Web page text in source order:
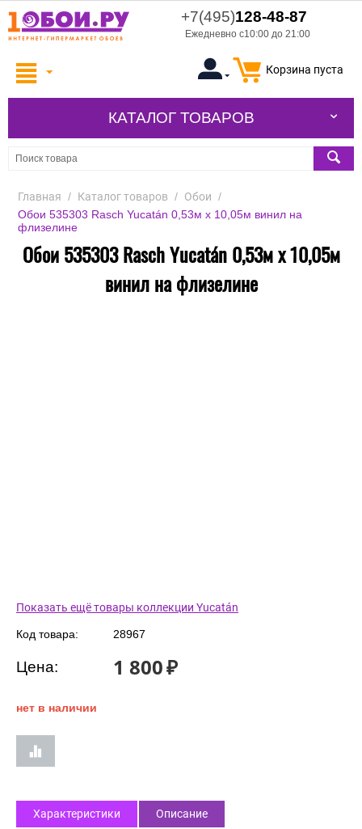
+7(495)128-48-87
Ежедневно с10:00 до 21:00
Корзина пуста
КАТАЛОГ ТОВАРОВ
Главная / Каталог товаров / Обои /
Обои 535303 Rasch Yucatán 0,53м x 10,05м винил на
флизелине
Обои 535303 Rasch Yucatán 0,53м x 10,05м
винил на флизелине
Показать ещё товары коллекции Yucatán
Код товара: 28967
Цена: 1 800₽
нет в наличии
Характеристики Описание